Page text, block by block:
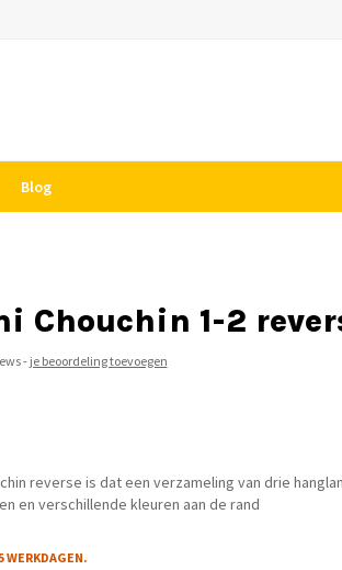
Blog
Chouchin 1-2
- je beoordeling toevoegen
reverse is dat een verzameling van drie
en verschillende kleuren aan de rand
WERKDAGEN.